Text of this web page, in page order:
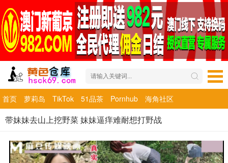
首页 萝莉岛 TikTok 51品茶 Pornhub 海角社区
带妹妹去山上挖野菜 妹妹逼痒难耐想打野战